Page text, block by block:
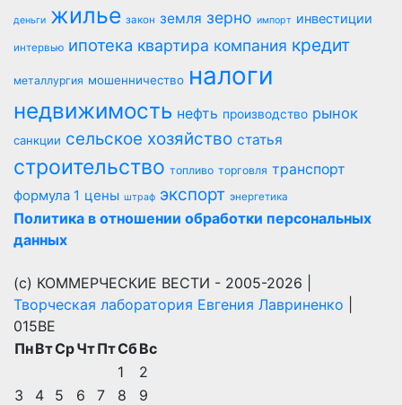
деньги жилье закон земля зерно импорт инвестиции
интервью ипотека квартира компания кредит
металлургия мошенничество налоги
недвижимость нефть производство рынок
санкции сельское хозяйство статья
строительство топливо торговля транспорт
формула 1 цены штраф экспорт энергетика
Политика в отношении обработки персональных
данных
(с) КОММЕРЧЕСКИЕ ВЕСТИ - 2005-2026 |
Творческая лаборатория Евгения Лавриненко
015BE
ПнВтСрЧтПтСбВс
1
2
3
4 5 6 7 8
9